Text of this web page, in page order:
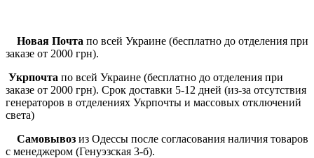
Новая Почта по всей Украине (бесплатно до отделения при
заказе от 2000 грн).
Укрпочта по всей Украине (бесплатно до отделения при
заказе от 2000 грн). Срок доставки 5-12 дней (из-за отсутствия
генераторов в отделениях Укрпочты и массовых отключений
света)
Самовывоз из Одессы после согласования наличия товаров
с менеджером (Генуэзская 3-б).